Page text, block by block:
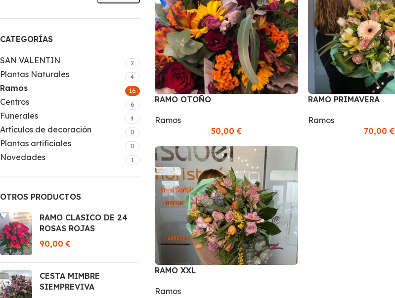
CATEGORÍAS
SAN VALENTIN 2
Plantas Naturales 4
Ramos 16
Centros 6
Funerales 4
Artículos de decoración 0
Plantas artificiales 0
Novedades 1
OTROS PRODUCTOS
RAMO CLASICO DE 24
ROSAS ROJAS
90,00€
CESTA MIMBRE
SIEMPREVIVA
RAMO OTOÑO
Ramos
50,00€
RAMO PRIMAVERA
Ramos
70,00€
RAMO XXL
Ramos